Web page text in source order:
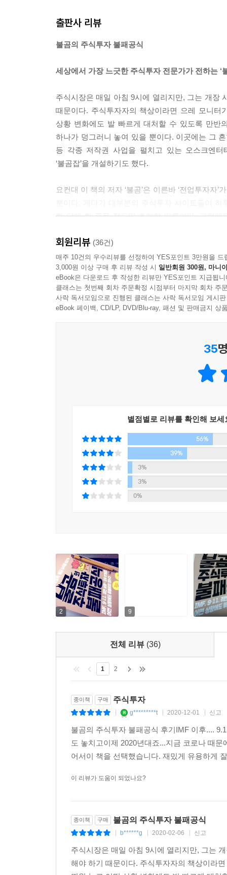
외’야. 대회 기간이 한 달일 경우에는 이틀에 한
건 거두라는 이야기지. 그러니 최고의 단타쟁이 선
“대회가 끝나도 단타매매를 그 증권사를 통해 계속
“그럼 합당한 이유가 없는 CB(전환사채)나 BW(
키니까.”
“맞아, 도덕적 해이지. 이래서 주식할 때는 ‘CEO
매도해야 된다고 생각해. 당연히 매수도 금지고!
아 있는지 확인해야 하고.”
“그런데 여기에는 큰 함정이 있어. 네가 CB나 BW
---「1부 19장 ‘기업의 배신’」중에서
“소셜 게임 시장이 커지리라는 것, 그리고 모바일
“그 당시 큰 모바일 게임 회사가 2개 있었어. 컴투
는 돈이 많아서 당기순이익 목표가 59억 원이었고,
“매출액이 똑같은데 어째서 당기순이익이 그렇게
미있는 건 매출액의 50퍼센트 이상이 영업이익이
0억 원, 당기순이익 161억 원으로 예상했어. 그
는데, 오르락내리락만 하지 크게 떨어지지는 않
어. 그래서 이 주식과 인연이 없나 했는데, 리비아
급락했어. 이제는 살 기회다 싶었지.”
“이런 면에서는 주가가 떨어지는 게 호재인 거죠?”
“주가가 떨어지는 건 최고의 호재지. 앞으로 성장
“매도 이유는?”
“수익 실현이지. 140퍼센트나 이득을 봤으니까.
“아이고, 그럼 실수하신 건가요?”
“주식의 앞날은 아무도 모르는 거야. 나도 미래 주
---「2부 6장 ‘매도 6호 게임빌’」중에서
출판사 리뷰
불곰의 주식투자 불패공식
세상에서 가장 느긋한 주식투자 전문가가 전하는 ‘
주식시장은 매일 아침 9시에 열리지만, 그는 개장
때문이다. 주식투자자의 책상이라면 으레 모니
상황 변화에도 발 빠르게 대처할 수 있도록 만반
하나가 덩그러니 놓여 있을 뿐이다. 이곳에는 그
등 각종 저작권 사업을 펼치고 있는 오스크엔
‘불곰잡’을 개설하기도 했다.
요컨대 이 책의 저자 ‘불곰’은 이른바 ‘전업투자자
한 달에 한 종목 정도만 추천할 따름이다. 그럼에
불곰주식연구소 홈페이지(www.bulgom.co.kr)에
수익률이 투명하게 공개되어 있다.
꾀 많은 여우 대신 미련한 곰이 되기로 결심하다
불곰이 이렇게 느긋한 투자 방식에 눈을 뜨게 된
해외 거래선들을 보니 술수가 뛰어나고 계산이
결심했다. 원가를 공개하고 자기에게 필요한 수
성장성을 예상할 수 있는 능력을 길러 주었기 때
빠른 시황분석과 단타매매는 하려야 할 수도 없
없었다. 해외영업에 종사하면서 터득한 신조를
당신이 잃을 수밖에 없는 까닭은?
① 지인의 소개로, 아무런 공부 없이 소액으로
가치투자에 대한 잘못된 이해를 바탕으로 투자
차트와 소문을 이용한 단타매매에 발을 들인다.
빠진다. 그리고 더 큰 수익을 얻으려는 욕심으로
불신론자’가 되어 주식투자 자체를 혐오하게 된다.
이렇게 ‘실패하는 투자자’들의 패턴을 적나라하
무턱대고 따라 하면 무조건 망하는 10가지
* 경제신문 읽지 마라.
경제신문에는 펀드 출시, 연금보험 소개 등 홍보
가치가 나오지 않는다. 증권사에서는 기술적 분
않는다.
* 증권사의 목표주가 믿지 마라.
회원리뷰 (36건)
매주 10건의 우수리뷰를 선정하여 YES포인트 3만원을 드
3,000원 이상 구매 후 리뷰 작성 시 일반회원 300원, 마니
eBook은 다운로드 후 작성한 리뷰만 YES포인트 지급됩니
클래스는 첫번째 회차 주문확정 시점부터 마지막 회차 주
사락 독서모임으로 진행된 클래스는 사락 독서모임 게시
eBook 페이백, CD/LP, DVD/Blu-ray, 패션 및 판매금지 상
35
별점별로 리뷰를 확인해 보세
56%
39%
3%
3%
0%
2 9
전체 리뷰 (36)
1 2
종이책 구매 주식투자
g*********t 2020-12-01 신고
불곰의 주식투자 불패공식 후기IMF 이후....
도 놓치고이제 2020년대죠...지금 코로나 때
어서이 책을 선택했습니다. 재밌게 유용하게
이 리뷰가 도움이 되었나요?
종이책 구매 불곰의 주식투자 불패공식
b******g 2020-02-06 신고
주식시장은 매일 아침 9시에 열리지만, 그는
해야 하기 때문이다. 주식투자자의 책상이라